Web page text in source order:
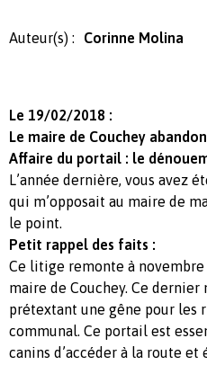
Auteur(s) : Corinne Molina
Le 19/02/2018 :
Le maire de Couchey
Affaire du portail : le
L’année dernière, vous avez
qui m’opposait au maire de
le point.
Petit rappel des faits :
Ce litige remonte à
maire de Couchey. Ce
prétextant une gêne pour les
communal. Ce portail est
canins d’accéder à la route